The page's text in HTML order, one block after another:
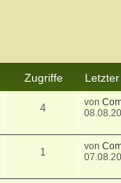
Zugriffe
4 von
1 von